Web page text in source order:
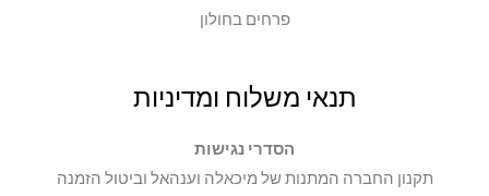
פרחים בחולון
תנאי משלוח ומדיניות
הסדרי נגישות
תקנון החברה המתנות של מיכאלה וענהאל וביטול הזמנה